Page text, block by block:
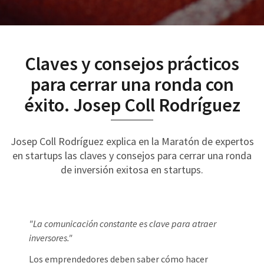
Claves y consejos prácticos
para cerrar una ronda con
éxito. Josep Coll Rodríguez
Josep Coll Rodríguez explica en la Maratón de expertos
en startups las claves y consejos para cerrar una ronda
de inversión exitosa en startups.
"La comunicación constante es clave para atraer
inversores."
Los emprendedores deben saber cómo hacer